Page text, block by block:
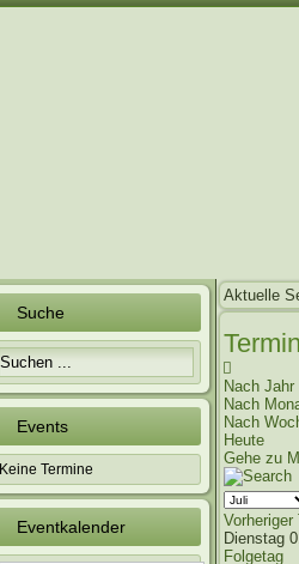
Suche
Events
Keine Termine
Eventkalender
Aktuelle
Nach Jahr
Nach
Nach
Heute
Gehe zu
Vorheriger
Dienstag
Folgetag